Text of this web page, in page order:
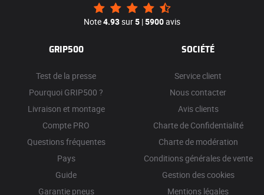
Note4.93sur5 |5900avis
GRIP500
Test de la presse
Pourquoi GRIP500 ?
Livraison et montage
Compte PRO
Questions fréquentes
Pays
Guide
Garantie pneus
SOCIÉTÉ
Service client
Nous contacter
Avis clients
Charte de Confidentialité
Charte de modération
Conditions générales de vente
Gestion des cookies
Mentions légales